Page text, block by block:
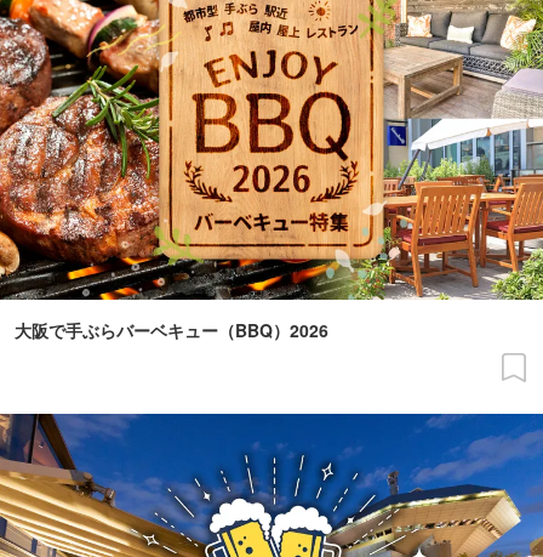
大阪で手ぶらバーベキュー（BBQ）2026